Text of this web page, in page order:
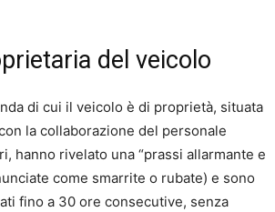
del veicolo
di cui il veicolo è di proprietà, situata
la collaborazione del personale
hanno rivelato una “prassi allarmante e
come smarrite o rubate) e sono
fino a 30 ore consecutive, senza